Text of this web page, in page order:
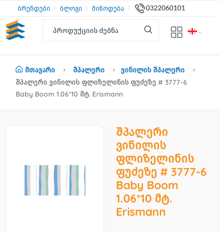
ბრენდები ბლოგი მიწოდება 0322060101
Მთავარი Შპალერი
Ვინილის Შპალერი
Შპალერი Ვინილის Ფლიზელინის Ფუძეზე # 3777-6
Baby Boom 1.06*10 Მტ. Erismann
შპალერი
ვინილის
ფლიზელინის
ფუძეზე # 3777-6
Baby Boom
1.06*10 მტ.
Erismann